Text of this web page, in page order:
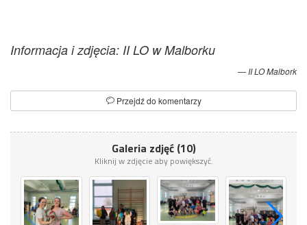
Informacja i zdjęcia: II LO w Malborku
II LO Malbork
Przejdź do komentarzy
Galeria zdjęć (10)
Kliknij w zdjęcie aby powiększyć.